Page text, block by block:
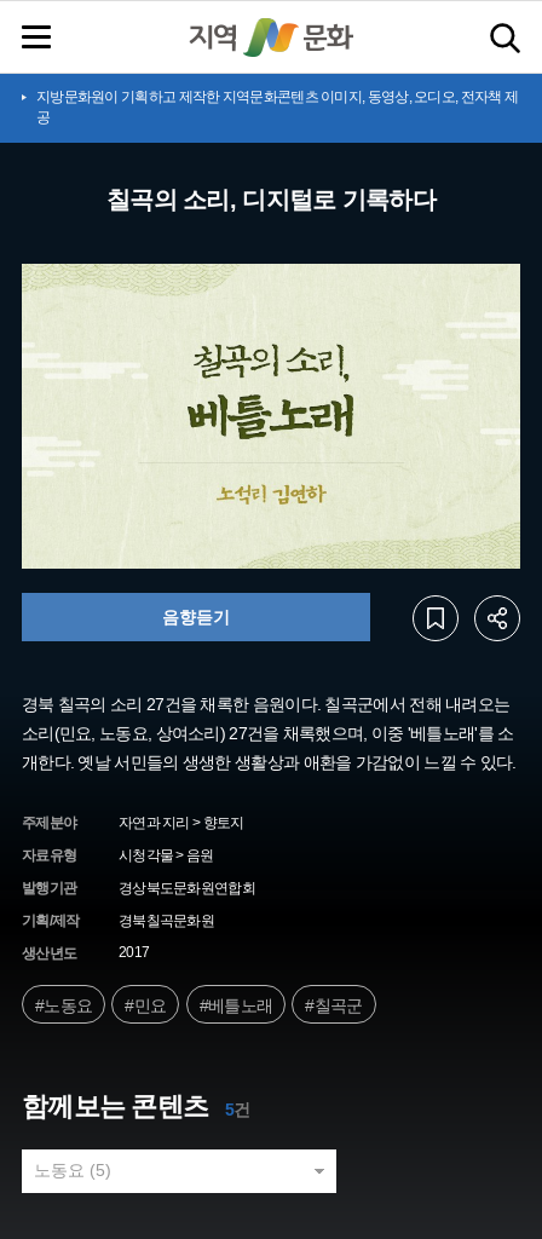
지방문화원이 기획하고 제작한 지역문화콘텐츠 이미지, 동영상, 오디오, 전자책 제
공
칠곡의 소리, 디지털로 기록하다
경북 칠곡의 소리 27건을 채록한 음원이다. 칠곡군에서 전해 내려오는
소리(민요, 노동요, 상여소리) 27건을 채록했으며, 이중 '베틀노래'를 소
개한다. 옛날 서민들의 생생한 생활상과 애환을 가감없이 느낄 수 있다.
주제분야
자연과 지리 > 향토지
자료유형
시청각물 > 음원
발행기관
경상북도문화원연합회
기획/제작
경북칠곡문화원
생산년도
2017
음향듣기
#노동요 #민요 #베틀노래 #칠곡군
함께보는 콘텐츠 5건